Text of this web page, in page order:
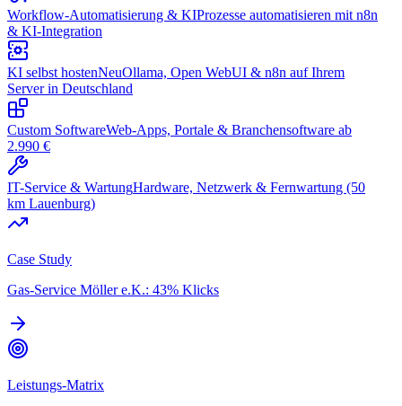
Workflow-Automatisierung & KIProzesse automatisieren mit n8n
& KI-Integration
KI selbst hostenNeuOllama, Open WebUI & n8n auf Ihrem
Server in Deutschland
Custom SoftwareWeb-Apps, Portale & Branchensoftware ab
2.990 €
IT-Service & WartungHardware, Netzwerk & Fernwartung (50
km Lauenburg)
Case Study
Gas-Service Möller e.K.: 43% Klicks
Leistungs-Matrix